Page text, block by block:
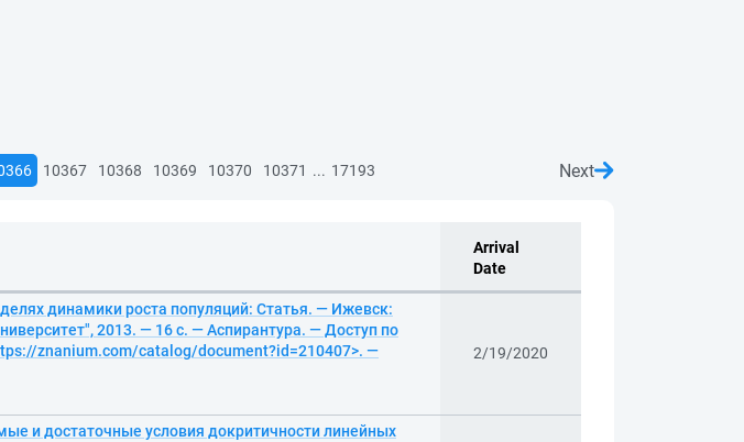
10367 10368 10369 10370 10371 ... 17193 Next
Arrival
Date
динамики роста популяций: Статья. — Ижевск:
2013. — 16 с. — Аспирантура. — Доступ по
znanium.com/catalog/document?id=210407>. —
2/19/2020
и достаточные условия докритичности линейных